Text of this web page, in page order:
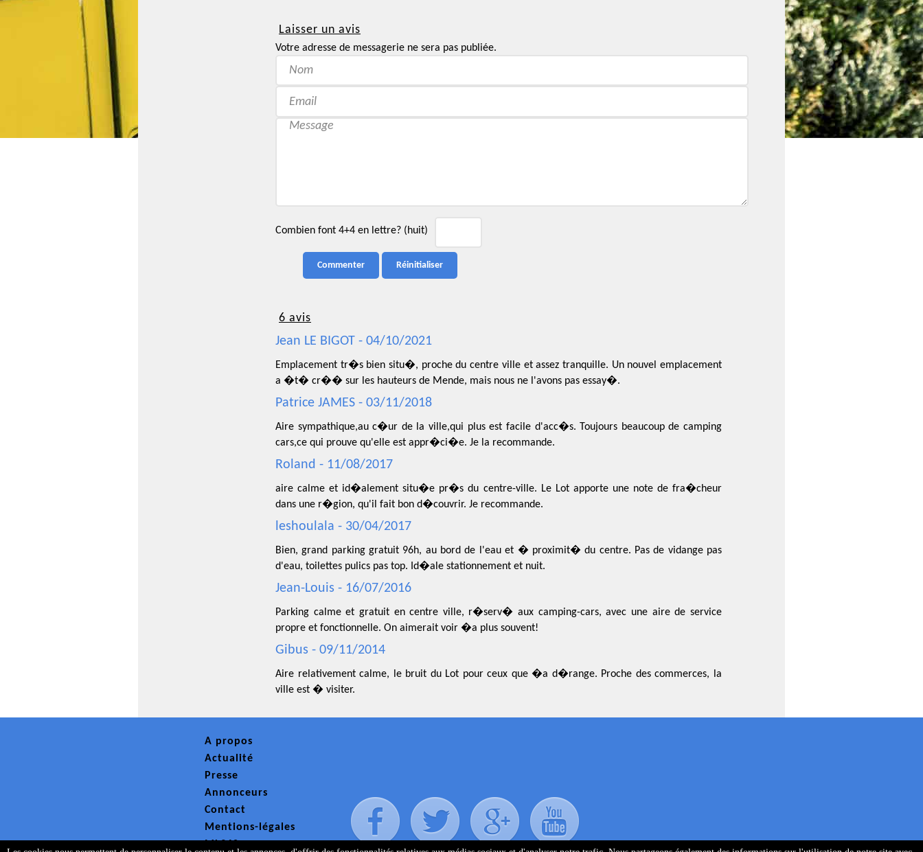
Laisser un avis
Votre adresse de messagerie ne sera pas publiée.
Combien font 4+4 en lettre? (huit)
6 avis
Jean LE BIGOT - 04/10/2021
Emplacement tr�s bien situ�, proche du centre ville et assez tranquille. Un nouvel emplacement
a �t� cr�� sur les hauteurs de Mende, mais nous ne l'avons pas essay�.
Patrice JAMES - 03/11/2018
Aire sympathique,au c�ur de la ville,qui plus est facile d'acc�s. Toujours beaucoup de camping
cars,ce qui prouve qu'elle est appr�ci�e. Je la recommande.
Roland - 11/08/2017
aire calme et id�alement situ�e pr�s du centre-ville. Le Lot apporte une note de fra�cheur
dans une r�gion, qu'il fait bon d�couvrir. Je recommande.
leshoulala - 30/04/2017
Bien, grand parking gratuit 96h, au bord de l'eau et � proximit� du centre. Pas de vidange pas
d'eau, toilettes pulics pas top. Id�ale stationnement et nuit.
Jean-Louis - 16/07/2016
Parking calme et gratuit en centre ville, r�serv� aux camping-cars, avec une aire de service
propre et fonctionnelle. On aimerait voir �a plus souvent!
Gibus - 09/11/2014
Aire relativement calme, le bruit du Lot pour ceux que �a d�range. Proche des commerces, la
ville est � visiter.
A propos
Actualité
Presse
Annonceurs
Contact
Mentions-légales